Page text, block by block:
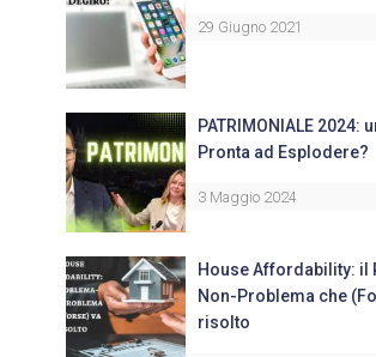
29 Giugno 2021
PATRIMONIALE 2024:
Pronta ad Esplodere?
3 Maggio 2024
House Affordability: il
Non-Problema che
risolto